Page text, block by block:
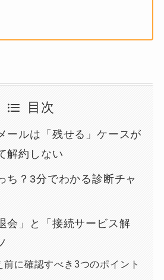
目次
ールは「残せる」ケースが
解約しない
ち？3分でわかる診断チャ
会」と「接続サービス解
前に確認すべき3つのポイント